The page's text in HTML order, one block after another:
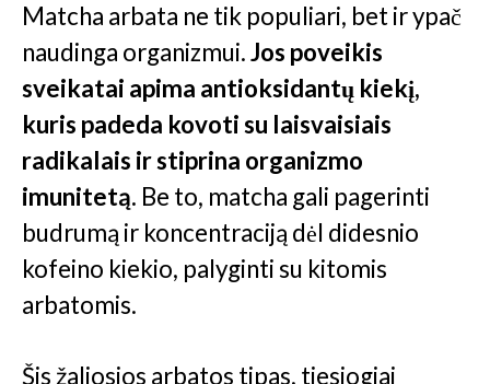
Matcha arbata ne tik populiari, bet ir ypač
naudinga organizmui.Jos poveikis
sveikatai apima antioksidantų kiekį,
kuris padeda kovoti su laisvaisiais
radikalais ir stiprina organizmo
imunitetą. Be to, matcha gali pagerinti
budrumą ir koncentraciją dėl didesnio
kofeino kiekio, palyginti su kitomis
arbatomis.
Šis žaliosios arbatos tipas, tiesiogiai